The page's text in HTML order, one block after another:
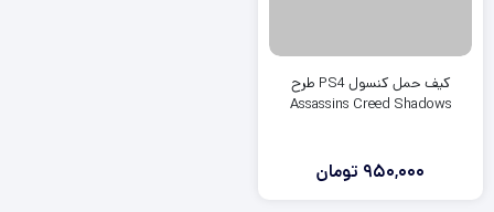
کیف حمل کنسول PS4 طرح
Assassins Creed Shadows
950,000 تومان